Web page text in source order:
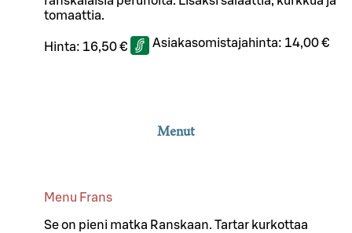
tomaattia.
Hinta: 16,50 € Asiakasomistajahinta: 14,00 €
Menut
Menu Frans
Se on pieni matka Ranskaan. Tartar kurkottaa